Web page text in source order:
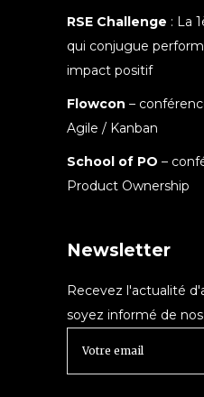
RSE Challenge : La
qui conjugue
impact positif
Flowcon –
Agile / Kanban
School of PO –
Product Ownership
Newsletter
Recevez l'actualité
soyez informé de